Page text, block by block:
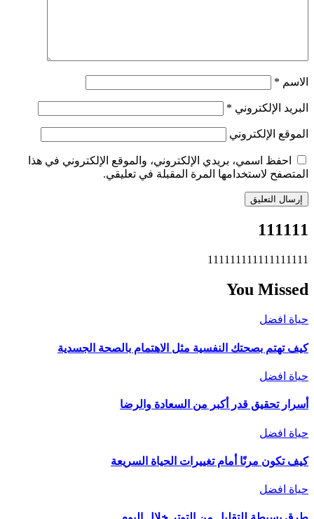
الاسم *
البريد الإلكتروني *
الموقع الإلكتروني
احفظ اسمي، بريدي الإلكتروني، والموقع الإلكتروني في هذا
المتصفح لاستخدامها المرة المقبلة في تعليقي.
111111
111111111111111111
You Missed
حياة افضل
كيف تهتم بصحتك النفسية مثل الاهتمام بالصحة الجسدية
حياة افضل
أسرار تحقيق قدر أكبر من السعادة والرضا
حياة افضل
كيف تكون مرنًا أمام تغييرات الحياة السريعة
حياة افضل